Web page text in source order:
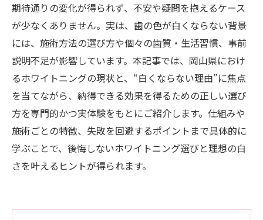
期待通りの変化が得られず、不安や疑問を抱えるケース
が少なくありません。実は、歯の色が白くならない背景
には、施術方法の選び方や個々の歯質・生活習慣、事前
説明不足が影響しています。本記事では、岡山県におけ
るホワイトニングの現状と、“白くならない理由”に焦点
を当てながら、納得できる効果を得るための正しい選び
方を専門的かつ実体験をもとにご紹介します。仕組みや
施術ごとの特徴、失敗を回避するポイントまで具体的に
学ぶことで、後悔しないホワイトニング選びと理想の白
さを叶えるヒントが得られます。